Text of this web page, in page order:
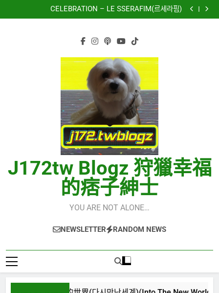
to
少女時代(소녀시대)(Girls’ Generation)
CELEBRATION – LE SSERAFIM(르세라핌)
Hermes One Quick Start Guide using OpenRouter Free
再次重逢的世界(다시만난세계)(Into The New World) –
少女時代(소녀시대)(Girls’ Generation)
CELEBRATION – LE SSERAFIM(르세라핌)
Models & Telegram Integration
虹 – 菅田将暉
J172tw Blogz 狩獵幸福
的痞子紳士
YOU ARE NOT ALONE…
NEWSLETTER RANDOM NEWS